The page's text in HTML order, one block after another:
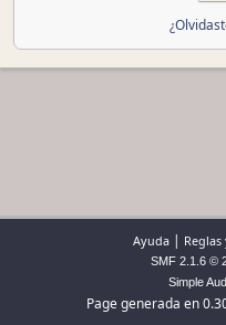
Ayuda |
SMF 2.1.6 ©
Simple
Page generada en